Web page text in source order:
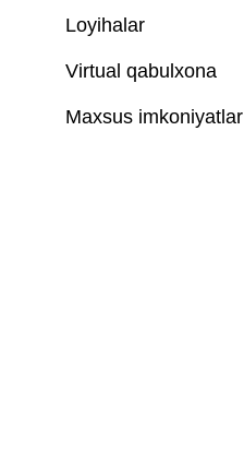
Loyihalar
Virtual qabulxona
Maxsus imkoniyatlar